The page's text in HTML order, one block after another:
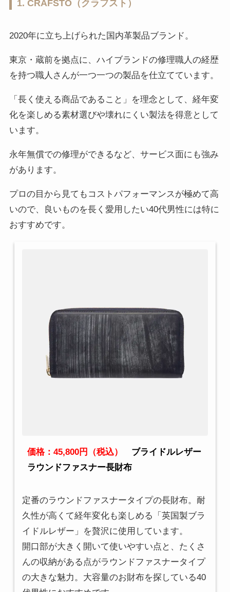
1. CRAFSTO（クラフスト）
2020年に立ち上げられた国内革製品ブランド。
東京・蔵前を拠点に、ハイブランドの修理職人の経歴
を持つ職人さんが一つ一つの製品を仕立てています。
「長く使える商品であること」を理念として、経年変
化を楽しめる素材選びや壊れにくい製法を得意として
います。
永年無償での修理ができるなど、サービス面にも強み
があります。
プロの目から見てもコストパフォーマンスが極めて高
いので、良いものを長く愛用したい40代男性には特に
おすすめです。
価格：45,800円（税込）
ブライドルレザー
ラウンドファスナー長財布
定番のラウンドファスナータイプの長財布。耐
久性が高くて経年変化も楽しめる「英国製ブラ
イドルレザー」を贅沢に使用しています。
開口部が大きく開いて使いやすい点と、たくさ
んの収納がある点がラウンドファスナータイプ
の大きな魅力。大容量のお財布を探している40